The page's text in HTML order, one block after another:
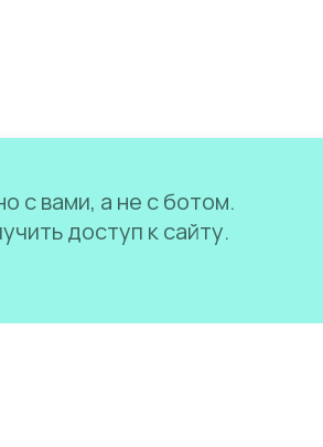
с вами, а не с ботом.
доступ к сайту.